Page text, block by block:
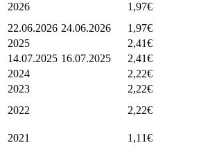
2026 1,97€
22.06.2026 24.06.2026 1,97€
2025
2,41€
14.07.2025 16.07.2025 2,41€
2024
2,22€
2023
2,22€
2022
2,22€
2021 1,11€